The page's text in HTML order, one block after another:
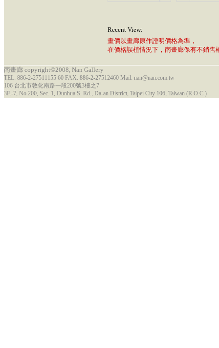
Recent View:
畫價以畫廊原作證明價格為準，
在價格誤植情況下，南畫廊保有不銷售
南畫廊 copyright©2008, Nan Gallery
TEL: 886-2-27511155 60 FAX: 886-2-27512460 Mail: nan@nan.com.tw
106 台北市敦化南路一段200號3樓之7
3F.-7, No.200, Sec. 1, Dunhua S. Rd., Da-an District, Taipei City 106, Taiwan (R.O.C.)